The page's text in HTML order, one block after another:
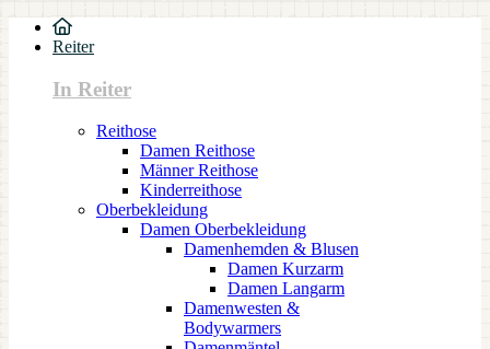
Reiter
In Reiter
Reithose
Damen Reithose
Männer Reithose
Kinderreithose
Oberbekleidung
Damen Oberbekleidung
Damenhemden & Blusen
Damen Kurzarm
Damen Langarm
Damenwesten &
Bodywarmers